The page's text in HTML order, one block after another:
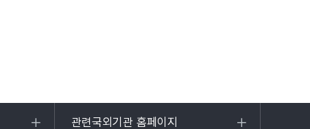
관련국외기관 홈페이지